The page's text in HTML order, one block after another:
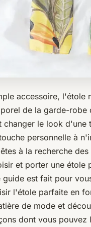
accessoire, l'étole
de la garde-robe
changer le look d'une
personnelle à
à la recherche des
et porter une étole
est fait pour
l'étole parfaite en
de mode et
dont vous pouvez